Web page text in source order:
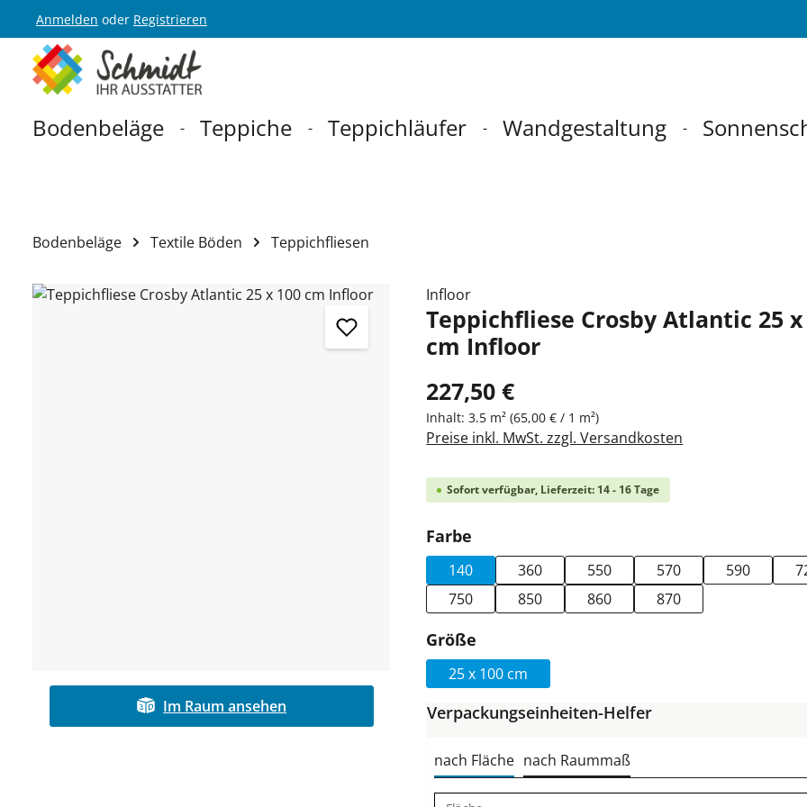
Hauptnavigation springen
Anmelden oder Registrieren
Bodenbeläge Teppiche Teppichläufer Wandgestaltung
Bodenbeläge Textile Böden Teppichfliesen
Bildergalerie überspringen
Im Raum ansehen
Infloor
Teppichfliese Crosby Atlantic 25 x
cm Infloor
227,50 €
Inhalt:3.5 m²(65,00 € / 1 m²)
Preise inkl. MwSt. zzgl. Versandkosten
Sofort verfügbar, Lieferzeit: 14 - 16 Tage
Farbe
140 360 550 570 590
750
850 860 870
Größe
25 x 100 cm
Verpackungseinheiten-Helfer
nach Fläche nach Raummaß